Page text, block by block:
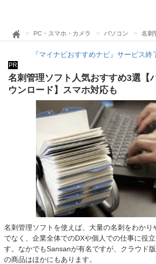
PC・スマホ・カメラ パソコン 名刺
『マイナビおすすめナビ』サービス終
PR
名刺管理ソフト人気おすすめ3選【
ウンロード】スマホ対応も
名刺管理ソフトを使えば、大量の名刺をわかり
でなく、企業全体でのDXや個人での仕事に役
す。なかでもSansanが有名ですが、クラウド
の商品はほかにもあります。